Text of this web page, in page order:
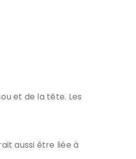
et de la tête. Les
aussi être liée à